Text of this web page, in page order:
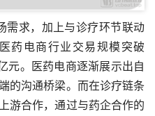
需求，加上与诊疗环节联动
药电商行业交易规模突破
元。医药电商逐渐展示出自
的沟通桥梁。而在诊疗链条
游合作，通过与药企合作的